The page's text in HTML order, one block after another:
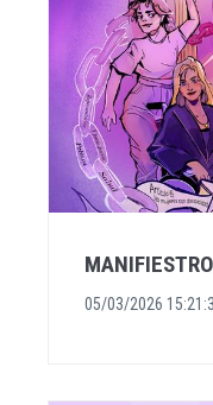
05/03/2026